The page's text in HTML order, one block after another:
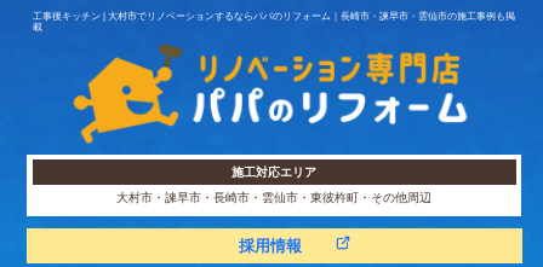
工事後キッチン | 大村市でリノベーションするならパパのリフォーム｜長崎市・諫早市・雲仙市の施工事例も掲
載
施工対応エリア
大村市・諫早市・長崎市・雲仙市・東彼杵町・その他周辺
採用情報